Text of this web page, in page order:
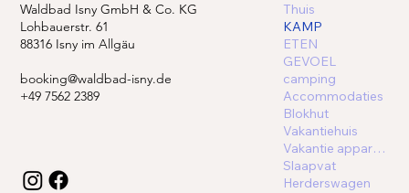
Waldbad Isny GmbH & Co. KG
Lohbauerstr. 61
88316 Isny im Allgäu
booking@waldbad-isny.de
+49 7562 2389
Thuis
KAMP
ETEN
GEVOEL
camping
Accommodaties
Blokhut
Vakantiehuis
Vakantie appartement
Slaapvat
Herderswagen